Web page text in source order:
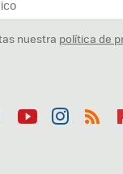
nuestra política de